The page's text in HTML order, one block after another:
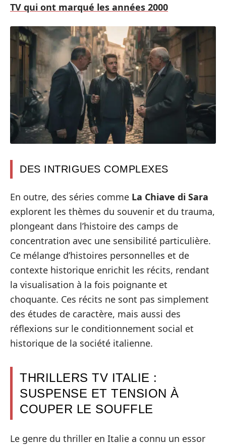
TV qui ont marqué les années 2000
DES INTRIGUES COMPLEXES
En outre, des séries comme La Chiave di Sara
explorent les thèmes du souvenir et du trauma,
plongeant dans l’histoire des camps de
concentration avec une sensibilité particulière.
Ce mélange d’histoires personnelles et de
contexte historique enrichit les récits, rendant
la visualisation à la fois poignante et
choquante. Ces récits ne sont pas simplement
des études de caractère, mais aussi des
réflexions sur le conditionnement social et
historique de la société italienne.
THRILLERS TV ITALIE :
SUSPENSE ET TENSION À
COUPER LE SOUFFLE
Le genre du thriller en Italie a connu un essor